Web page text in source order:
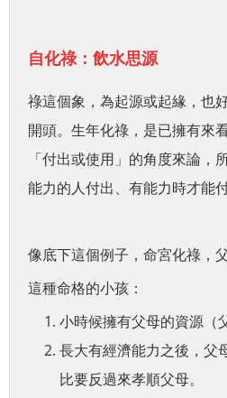
自化祿：飲水思源
祿這個象，為起源或起緣，也
開頭。生年化祿，是已擁有來
「付出或使用」的角度來論，
能力的人付出、有能力時才能付
像底下這個例子，命宮化祿，
這種命格的小孩：
小時候擁有父母的資源（
長大有經濟能力之後，父
比要反過來孝順父母。